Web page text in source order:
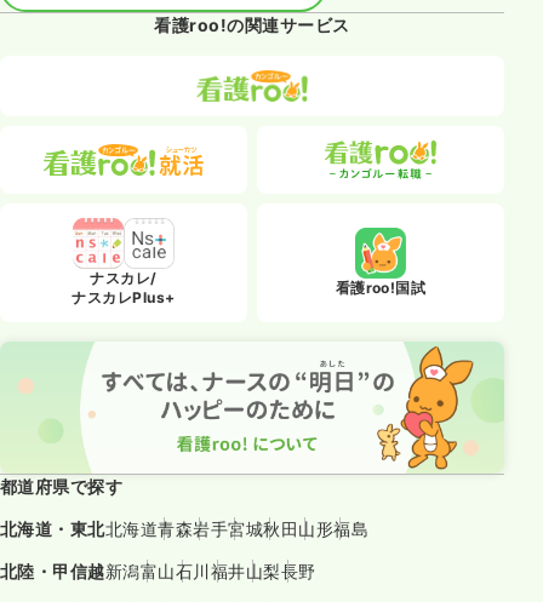
看護roo!の関連サービス
ナスカレ/
ナスカレPlus+
看護roo!国試
都道府県で探す
北海道・東北北海道青森岩手宮城秋田山形福島
北陸・甲信越新潟富山石川福井山梨長野